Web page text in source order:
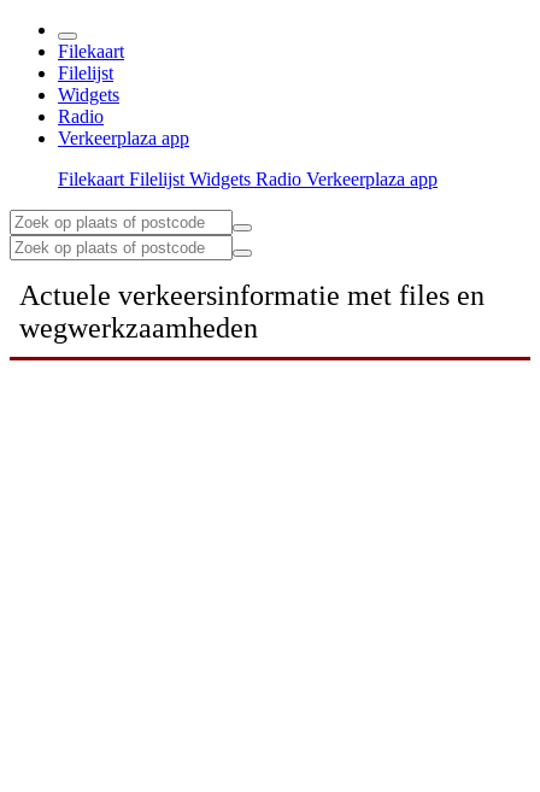
Filekaart
Filelijst
Widgets
Radio
Verkeerplaza app
Filekaart Filelijst Widgets Radio Verkeerplaza app
Actuele verkeersinformatie met files en
wegwerkzaamheden